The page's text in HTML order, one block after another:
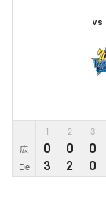
vs
2 3
広 0 0 0
De 3 2 0